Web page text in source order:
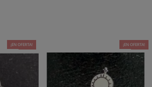
-10%
¡EN OFERTA! -10%
¡EN OFERTA!